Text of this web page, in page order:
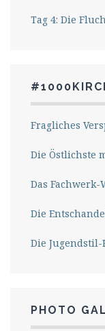
Tag 4: Die
Fragliches
Die Östlichste
Das Fachwerk-
Die
Die Jugendstil-
PHOTO